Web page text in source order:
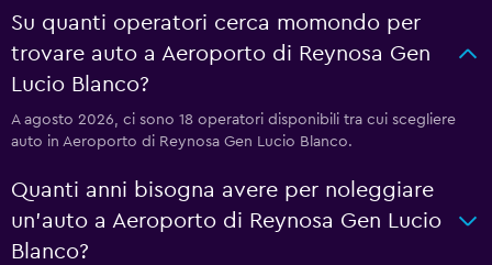
Su quanti operatori cerca momondo per
trovare auto a Aeroporto di Reynosa Gen
Lucio Blanco?
A agosto 2026, ci sono 18 operatori disponibili tra cui scegliere
auto in Aeroporto di Reynosa Gen Lucio Blanco.
Quanti anni bisogna avere per noleggiare
un'auto a Aeroporto di Reynosa Gen Lucio
Blanco?